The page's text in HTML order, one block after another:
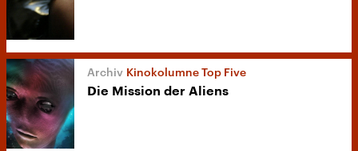
Kinokolumne Top Five
Die Mission der Aliens